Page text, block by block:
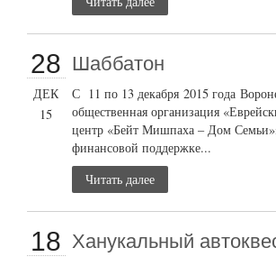
28
ДЕК
15
Шаббатон
С 11 по 13 декабря 2015 года
общественная организация
центр «Бейт Мишпаха – Дом
финансовой поддержке...
Читать далее
18 Ханукальный